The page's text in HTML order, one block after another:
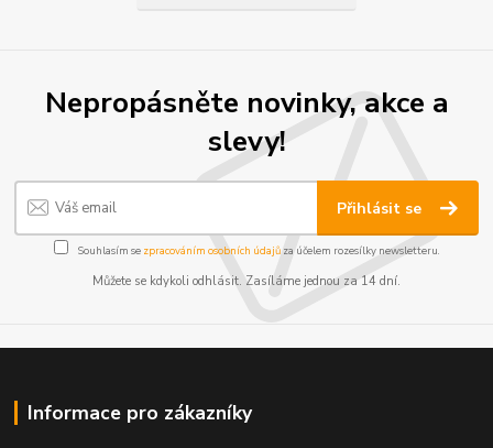
Nepropásněte novinky, akce a
slevy!
Přihlásit se
Souhlasím se zpracováním osobních údajůza účelem rozesílky newsletteru.
Můžete se kdykoli odhlásit. Zasíláme jednou za 14 dní.
Informace pro zákazníky